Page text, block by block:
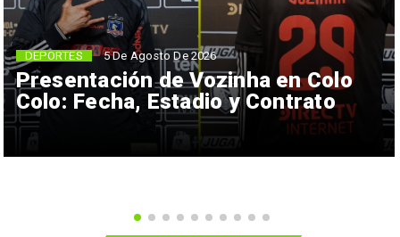
Presentación de Vozinha en Colo
Colo: Fecha, Estadio y Contrato
DEPORTES 5 De Agosto De 2026